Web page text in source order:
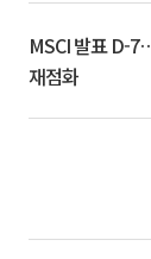
MSCI 발표 D-
재점화